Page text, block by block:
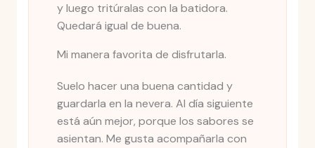
y luego tritúralas con la batidora.
Quedará igual de buena.
Mi manera favorita de disfrutarla.
Suelo hacer una buena cantidad y
guardarla en la nevera. Al día siguiente
está aún mejor, porque los sabores se
asientan. Me gusta acompañarla con